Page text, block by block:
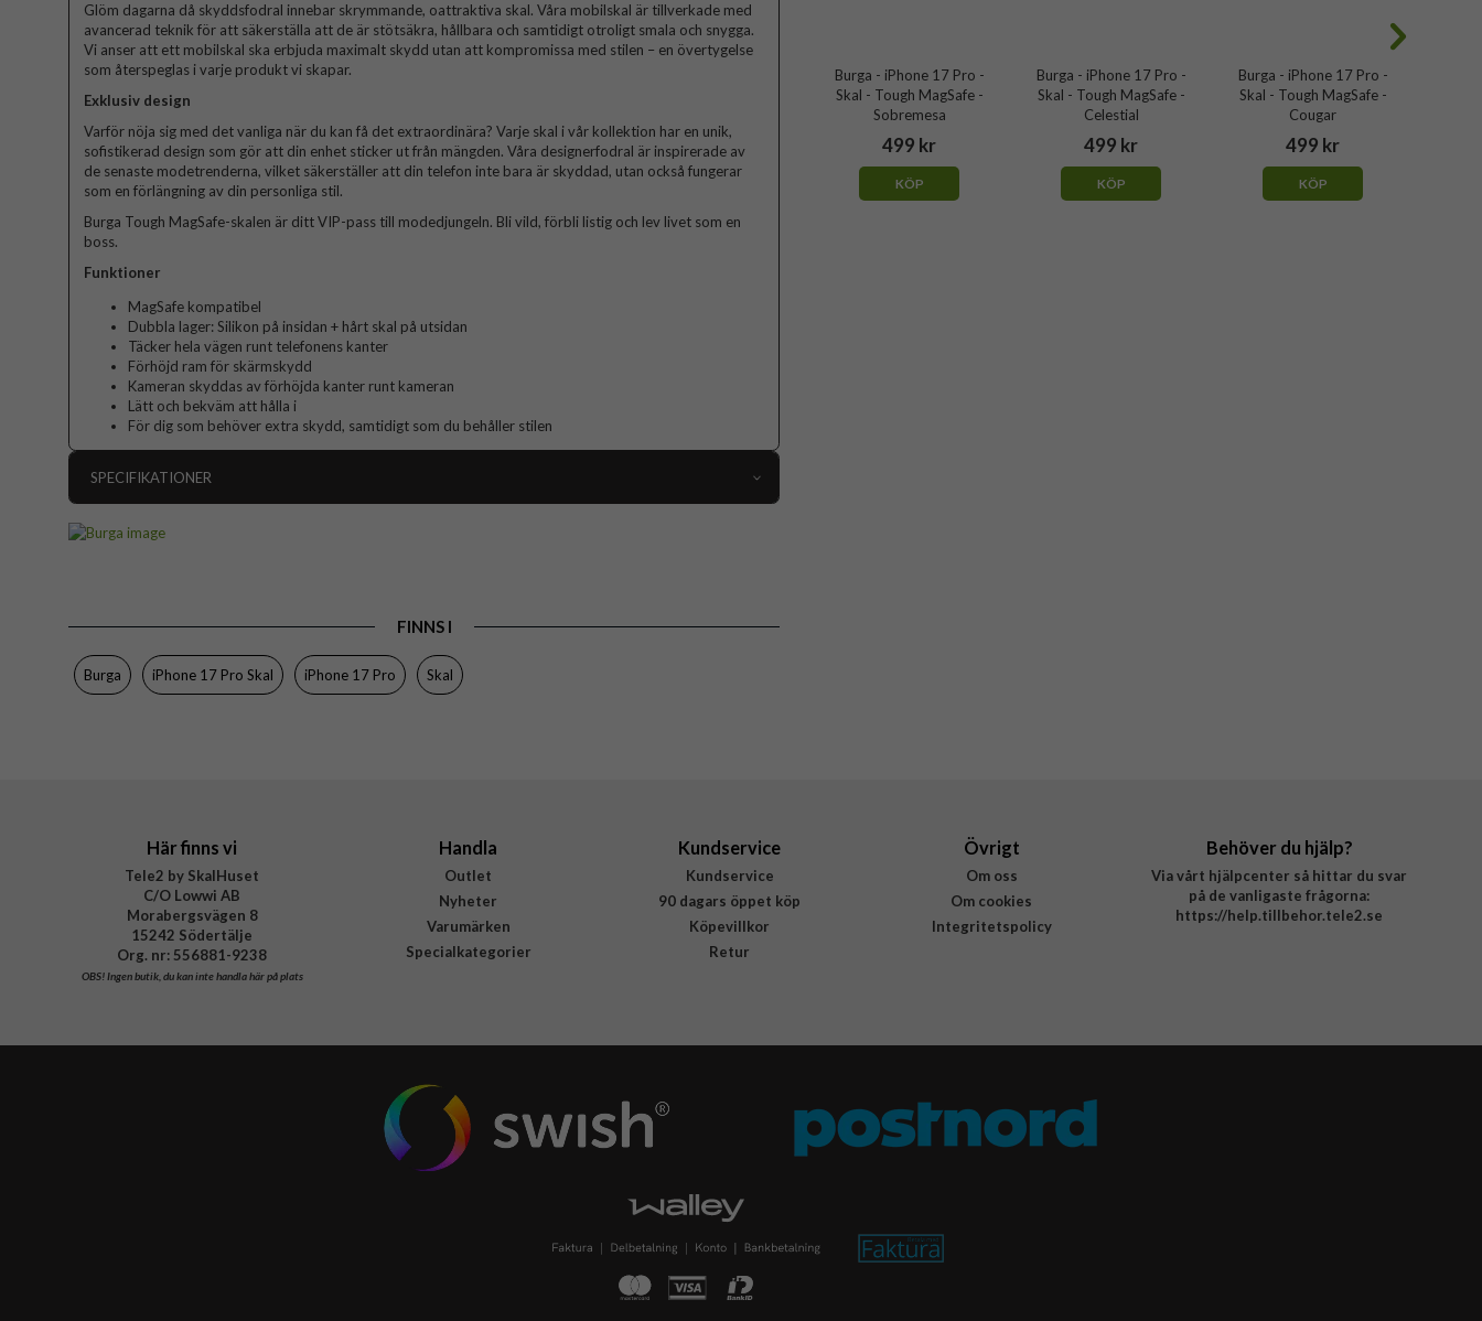
Burga - iPhone 17 Pro -
Skal - Tough MagSafe -
Sobremesa
499 kr
KÖP
Burga - iPhone 17 Pro -
Skal - Tough MagSafe -
Celestial
499 kr
KÖP
Burga - iPhone 17 Pro -
Skal - Tough MagSafe -
Cougar
499 kr
KÖP
Glöm dagarna då skyddsfodral innebar skrymmande, oattraktiva skal. Våra mobilskal är tillverkade med
avancerad teknik för att säkerställa att de är stötsäkra, hållbara och samtidigt otroligt smala och snygga.
Vi anser att ett mobilskal ska erbjuda maximalt skydd utan att kompromissa med stilen – en övertygelse
som återspeglas i varje produkt vi skapar.
Exklusiv design
Varför nöja sig med det vanliga när du kan få det extraordinära? Varje skal i vår kollektion har en unik,
sofistikerad design som gör att din enhet sticker ut från mängden. Våra designerfodral är inspirerade av
de senaste modetrenderna, vilket säkerställer att din telefon inte bara är skyddad, utan också fungerar
som en förlängning av din personliga stil.
Burga Tough MagSafe-skalen är ditt VIP-pass till modedjungeln. Bli vild, förbli listig och lev livet som en
boss.
Funktioner
MagSafe kompatibel
Dubbla lager: Silikon på insidan + hårt skal på utsidan
Täcker hela vägen runt telefonens kanter
Förhöjd ram för skärmskydd
Kameran skyddas av förhöjda kanter runt kameran
Lätt och bekväm att hålla i
För dig som behöver extra skydd, samtidigt som du behåller stilen
SPECIFIKATIONER
Färg
Flerfärgad
Material
Varumärke
FINNS I
Burga iPhone 17 Pro Skal iPhone 17 Pro Skal
Här finns vi
Tele2 by SkalHuset
C/O Lowwi AB
Morabergsvägen 8
15242 Södertälje
Org. nr: 556881-9238
OBS!Ingen butik, du kan inte handla här på plats
Handla
Outlet
Nyheter
Varumärken
Specialkategorier
Kundservice
Kundservice
90 dagars öppet köp
Köpevillkor
Retur
Övrigt
Om oss
Om cookies
Integritetspolicy
Behöver du hjälp?
Via vårt hjälpcenter så hittar du svar
på de vanligaste frågorna:
https://help.tillbehor.tele2.se